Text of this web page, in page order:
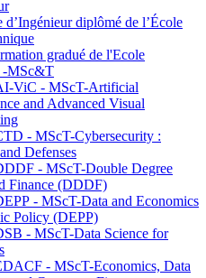
d’Ingénieur diplômé de l’École
gradué de l'Ecole
-MSc&T
ViC - MScT-Artificial
and Advanced Visual
- MScT-Cybersecurity :
Defenses
- MScT-Double Degree
Finance (DDDF)
- MScT-Data and Economics
Policy (DEPP)
- MScT-Data Science for
- MScT-Economics, Data